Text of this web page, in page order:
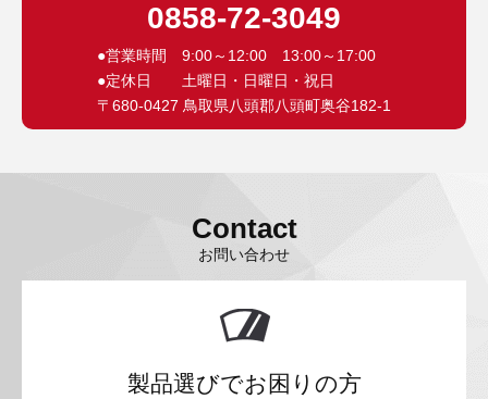
0858-72-3049
●営業時間 9:00～12:00 13:00～17:00
●定休日 土曜日・日曜日・祝日
〒680-0427 鳥取県八頭郡八頭町奥谷182-1
Contact
お問い合わせ
製品選びでお困りの方